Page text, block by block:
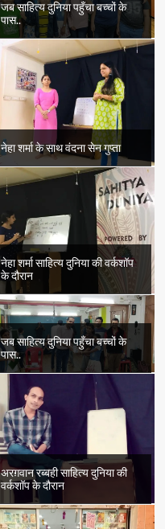
जब साहित्य दुनिया पहुँचा बच्चों के
पास..
नेहा शर्मा के साथ वंदना सेन गुप्ता
नेहा शर्मा साहित्य दुनिया की वर्कशॉप
के दौरान
जब साहित्य दुनिया पहुँचा बच्चों के
पास..
अरग़वान रब्बही साहित्य दुनिया की
वर्कशॉप के दौरान